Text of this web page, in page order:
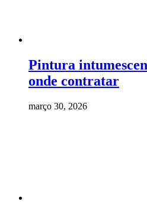
Pintura
onde contratar
março 30, 2026